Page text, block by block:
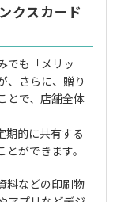
クスカード
でも「メリッ
、さらに、贈り
とで、店舗全体
期的に共有する
ができます。
料などの印刷物